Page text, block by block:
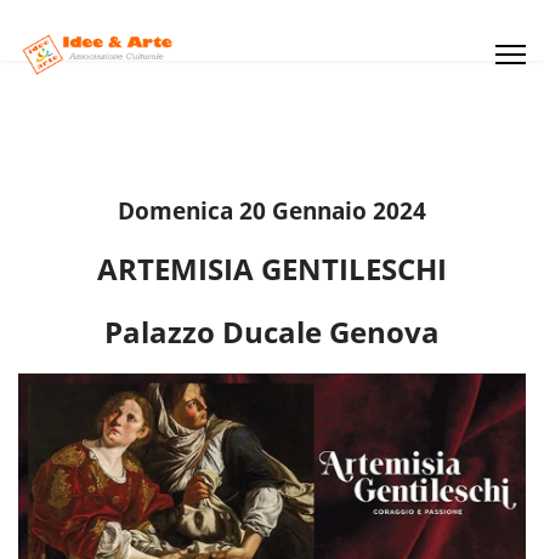
Domenica 20 Gennaio 2024
ARTEMISIA GENTILESCHI
Palazzo Ducale Genova